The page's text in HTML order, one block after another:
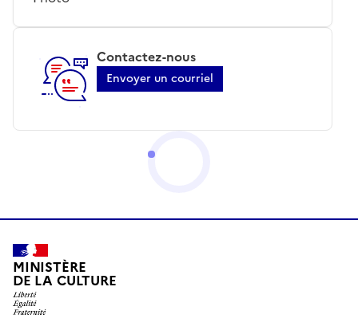
Contactez-nous
Envoyer un courriel
MINISTÈRE
DE LA CULTURE